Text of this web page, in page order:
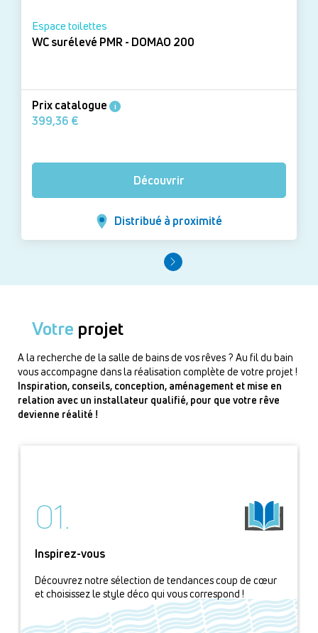
Espace toilettes
WC surélevé PMR - DOMAO 200
Prix catalogue i
399,36 €
Découvrir
Distribué à proximité
Votre projet
A la recherche de la salle de bains de vos rêves ? Au fil du bain
vous accompagne dans la réalisation complète de votre projet !
Inspiration, conseils, conception, aménagement et mise en
relation avec un installateur qualifié, pour que votre rêve
devienne réalité !
01.
Inspirez-vous
Découvrez notre sélection de tendances coup de cœur
et choisissez le style déco qui vous correspond !